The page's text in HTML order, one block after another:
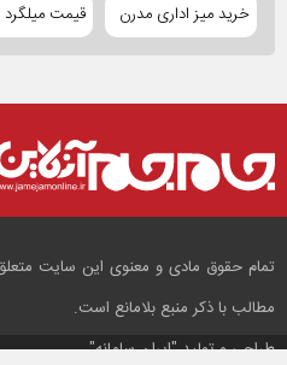
خرید میز اداری مدرن قیمت میلگرد
تمام حقوق مادی و معنوی این سایت
مطالب با ذکر منبع بلامانع است.
طراحی و تولید"ایران سامانه"